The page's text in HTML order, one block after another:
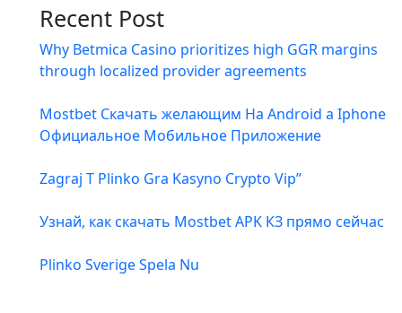
Recent Post
Why Betmica Casino prioritizes high GGR margins
through localized provider agreements
Mostbet Скачать желающим На Android а Iphone
Официальное Мобильное Приложение
Zagraj T Plinko Gra Kasyno Crypto Vip”
Узнай, как скачать Mostbet APK КЗ прямо сейчас
Plinko Sverige Spela Nu